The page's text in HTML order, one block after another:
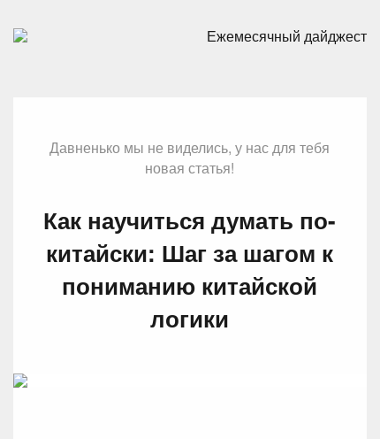
Ежемесячный дайджест
Давненько мы не виделись, у нас для тебя
новая статья!
Как научиться думать по-
китайски: Шаг за шагом к
пониманию китайской
логики